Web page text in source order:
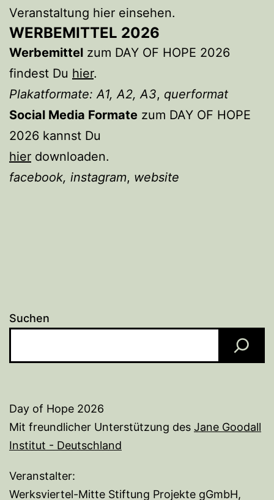
Veranstaltung hier einsehen.
WERBEMITTEL 2026
Werbemittel zum DAY OF HOPE 2026
findest Du hier.
Plakatformate: A1, A2, A3, querformat
Social Media Formate zum DAY OF HOPE
2026 kannst Du
hier downloaden.
facebook, instagram, website
Suchen
Day of Hope 2026
Mit freundlicher Unterstützung des Jane Goodall
Institut - Deutschland
Veranstalter:
Werksviertel-Mitte Stiftung Projekte gGmbH,